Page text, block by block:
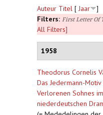
Auteur Titel [ Jaar
]
Filters: First Letter Of
All Filters]
1958
Theodorus Cornelis
Das Jedermann-
Verlorenen Sohnes
niederdeutschen